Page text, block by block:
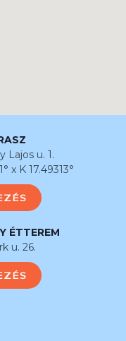
Lajos u. 1.
x K 17.49313°
ÉTTEREM
u. 26.